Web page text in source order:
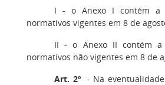
I - o Anexo I contém a
normativos vigentes em 8 de
II - o Anexo II contém a
normativos não vigentes em 8 de
Art. 2º - Na